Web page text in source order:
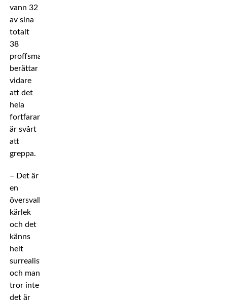
vann 32
av sina
totalt
38
proffsmatcher,
berättar
vidare
att det
hela
fortfarande
är svårt
att
greppa.
– Det är
en
översvallande
kärlek
och det
känns
helt
surrealistiskt
och man
tror inte
det är